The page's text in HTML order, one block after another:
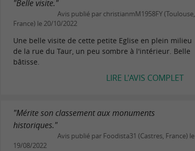
"Belle visite."
Avis publié par christianmM1958FY (Toulouse,
France) le 20/10/2022
Une belle visite de cette petite Eglise en plein milieu
de la rue du Taur, un peu sombre à l'intérieur. Belle
bâtisse.
LIRE L'AVIS COMPLET
"Mérite son classement aux monuments
historiques."
Avis publié par Foodista31 (Castres, France) le
19/08/2022